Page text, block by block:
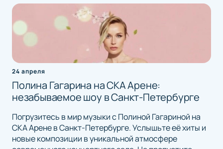
24 апреля
Полина Гагарина на СКА Арене:
незабываемое шоу в Санкт-Петербурге
Погрузитесь в мир музыки с Полиной Гагариной на
СКА Арене в Санкт-Петербурге. Услышьте её хиты и
новые композиции в уникальной атмосфере